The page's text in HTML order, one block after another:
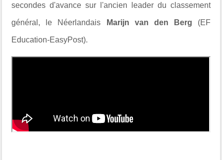
secondes d'avance sur l'ancien leader du classement
général, le Néerlandais Marijn van den Berg (EF
Education-EasyPost).